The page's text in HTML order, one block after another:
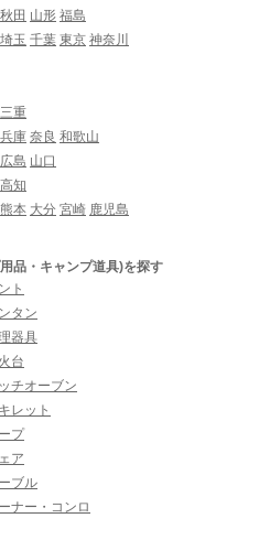
秋田 山形 福島
埼玉 千葉 東京 神奈川
三重
兵庫 奈良 和歌山
広島 山口
高知
熊本 大分 宮崎 鹿児島
品・キャンプ道具)を探す
ト
タン
器具
台
チオーブン
レット
プ
ア
ブル
ナー・コンロ